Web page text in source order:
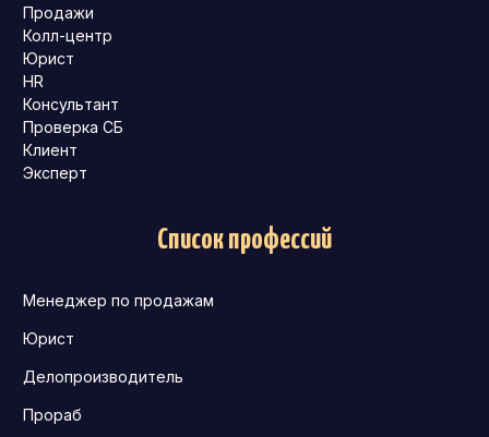
Продажи
Колл-центр
Юрист
HR
Консультант
Проверка СБ
Клиент
Эксперт
Список профессий
Менеджер по продажам
Юрист
Делопроизводитель
Прораб